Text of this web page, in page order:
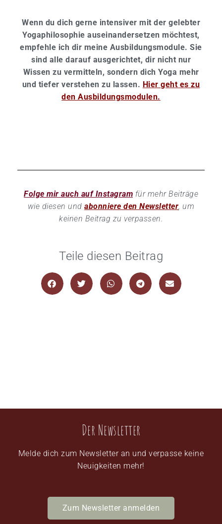
Wenn du dich gerne intensiver mit der gelebter
Yogaphilosophie auseinandersetzen möchtest,
empfehle ich dir meine Ausbildungsmodule. Sie
sind alle darauf ausgerichtet, dir nicht nur
Wissen zu vermitteln, sondern dich Yoga mehr
und tiefer verstehen zu lassen. Hier geht es zu
den Ausbildungsmodulen.
Folge mir auch auf Instagram für mehr Beiträge
wie diesen undabonniere den Newsletter , um
keinen Beitrag zu verpassen.
Teile diesen Beitrag
Der Newsletter
Melde dich zum Newsletter an und verpasse keine
Neuigkeiten mehr!
Zum Newsletter anmelden